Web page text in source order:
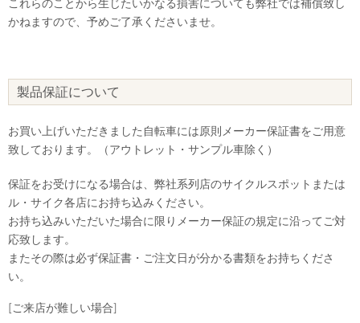
かねますので、予めご了承くださいませ。
製品保証について
お買い上げいただきました自転車には原則メーカー保証書をご用意
致しております。（アウトレット・サンプル車除く）
保証をお受けになる場合は、弊社系列店のサイクルスポットまたは
ル・サイク各店にお持ち込みください。
お持ち込みいただいた場合に限りメーカー保証の規定に沿ってご対
応致します。
またその際は必ず保証書・ご注文日が分かる書類をお持ちくださ
い。
[ご来店が難しい場合]